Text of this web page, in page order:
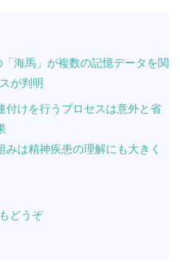
「海馬」が複数の記憶データを関
が判明
付けを行うプロセスは意外と省
みは精神疾患の理解にも大きく
どうぞ